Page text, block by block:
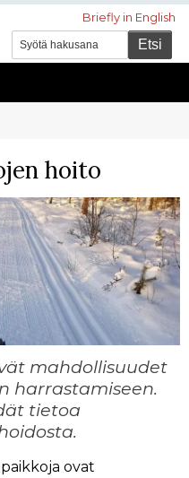
Briefly in English
hoito
mahdollisuudet
harrastamiseen.
tietoa
ovat